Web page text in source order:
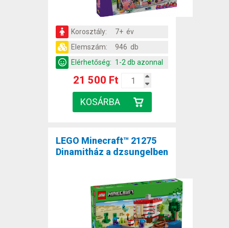
Korosztály:
7+ év
Elemszám:
946 db
Elérhetőség: 1-2 db azonnal
21 500 Ft
LEGO Minecraft™ 21275
Dinamitház a dzsungelben